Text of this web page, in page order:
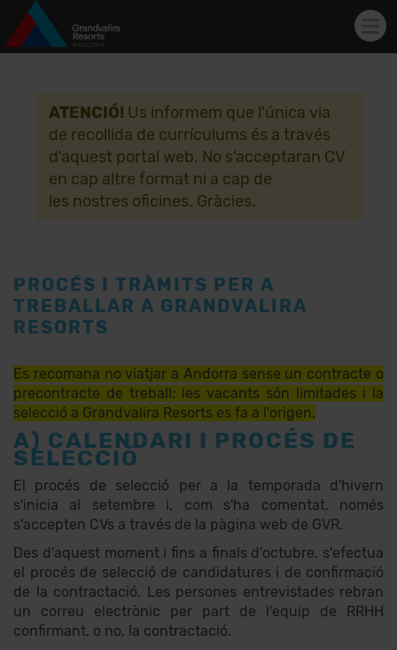
ATENCIÓ! Us informem que l'única via
de recollida de currículums és a través
d'aquest portal web. No s'acceptaran CV
en cap altre format ni a cap de
les nostres oficines. Gràcies.
PROCÉS I TRÀMITS PER A
TREBALLAR A GRANDVALIRA
RESORTS
Es recomana no viatjar a Andorra sense un contracte o
precontracte de treball; les vacants són limitades i la
selecció a Grandvalira Resorts es fa a l'origen.
A) CALENDARI I PROCÉS DE
SELECCIÓ
El procés de selecció per a la temporada d'hivern
s'inicia al setembre i, com s'ha comentat, només
s'accepten CVs a través de la pàgina web de GVR.
Des d'aquest moment i fins a finals d'octubre, s'efectua
el procés de selecció de candidatures i de confirmació
de la contractació. Les persones entrevistades rebran
un correu electrònic per part de l'equip de RRHH
confirmant, o no, la contractació.